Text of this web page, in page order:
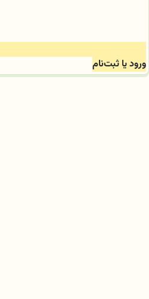
ورود یا ثبت‌نام